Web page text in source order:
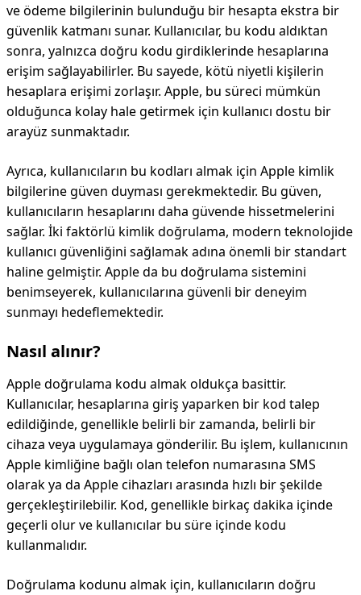
ve ödeme bilgilerinin bulunduğu bir hesapta ekstra bir
güvenlik katmanı sunar. Kullanıcılar, bu kodu aldıktan
sonra, yalnızca doğru kodu girdiklerinde hesaplarına
erişim sağlayabilirler. Bu sayede, kötü niyetli kişilerin
hesaplara erişimi zorlaşır. Apple, bu süreci mümkün
olduğunca kolay hale getirmek için kullanıcı dostu bir
arayüz sunmaktadır.
Ayrıca, kullanıcıların bu kodları almak için Apple kimlik
bilgilerine güven duyması gerekmektedir. Bu güven,
kullanıcıların hesaplarını daha güvende hissetmelerini
sağlar. İki faktörlü kimlik doğrulama, modern teknolojide
kullanıcı güvenliğini sağlamak adına önemli bir standart
haline gelmiştir. Apple da bu doğrulama sistemini
benimseyerek, kullanıcılarına güvenli bir deneyim
sunmayı hedeflemektedir.
Nasıl alınır?
Apple doğrulama kodu almak oldukça basittir.
Kullanıcılar, hesaplarına giriş yaparken bir kod talep
edildiğinde, genellikle belirli bir zamanda, belirli bir
cihaza veya uygulamaya gönderilir. Bu işlem, kullanıcının
Apple kimliğine bağlı olan telefon numarasına SMS
olarak ya da Apple cihazları arasında hızlı bir şekilde
gerçekleştirilebilir. Kod, genellikle birkaç dakika içinde
geçerli olur ve kullanıcılar bu süre içinde kodu
kullanmalıdır.
Doğrulama kodunu almak için, kullanıcıların doğru